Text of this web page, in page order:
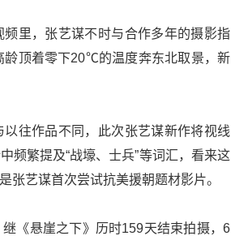
里，张艺谋不时与合作多年的摄影指
龄顶着零下20℃的温度奔东北取景，新
往作品不同，此次张艺谋新作将视线
频繁提及“战壕、士兵”等词汇，看来这
张艺谋首次尝试抗美援朝题材影片。
《悬崖之下》历时159天结束拍摄，6